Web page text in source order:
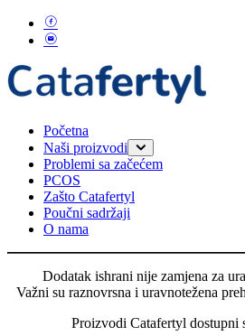
Početna
Naši proizvodi
Catafertyl FOR HER
Problemi sa začećem
PCOS
Zašto Catafertyl
Poučni sadržaji
O nama
Dodatak ishrani nije zamjena za
Važni su raznovrsna i uravnotežena
Proizvodi Catafertyl dostupni